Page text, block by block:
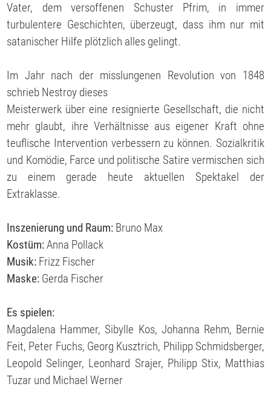
Vater, dem versoffenen Schuster Pfrim, in immer
turbulentere Geschichten, überzeugt, dass ihm nur mit
satanischer Hilfe plötzlich alles gelingt.
Im Jahr nach der misslungenen Revolution von 1848
schrieb Nestroy dieses
Meisterwerk über eine resignierte Gesellschaft, die nicht
mehr glaubt, ihre Verhältnisse aus eigener Kraft ohne
teuflische Intervention verbessern zu können. Sozialkritik
und Komödie, Farce und politische Satire vermischen sich
zu einem gerade heute aktuellen Spektakel der
Extraklasse.
Inszenierung und Raum: Bruno Max
Kostüm:Anna Pollack
Musik: Frizz Fischer
Maske: Gerda Fischer
Es spielen:
Magdalena Hammer, Sibylle Kos, Johanna Rehm, Bernie
Feit, Peter Fuchs, Georg Kusztrich, Philipp Schmidsberger,
Leopold Selinger, Leonhard Srajer, Philipp Stix, Matthias
Tuzar und Michael Werner